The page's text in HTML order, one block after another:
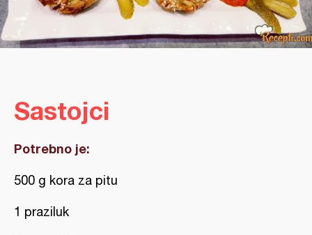
Sastojci
Potrebno je:
500 g kora za pitu
1 praziluk